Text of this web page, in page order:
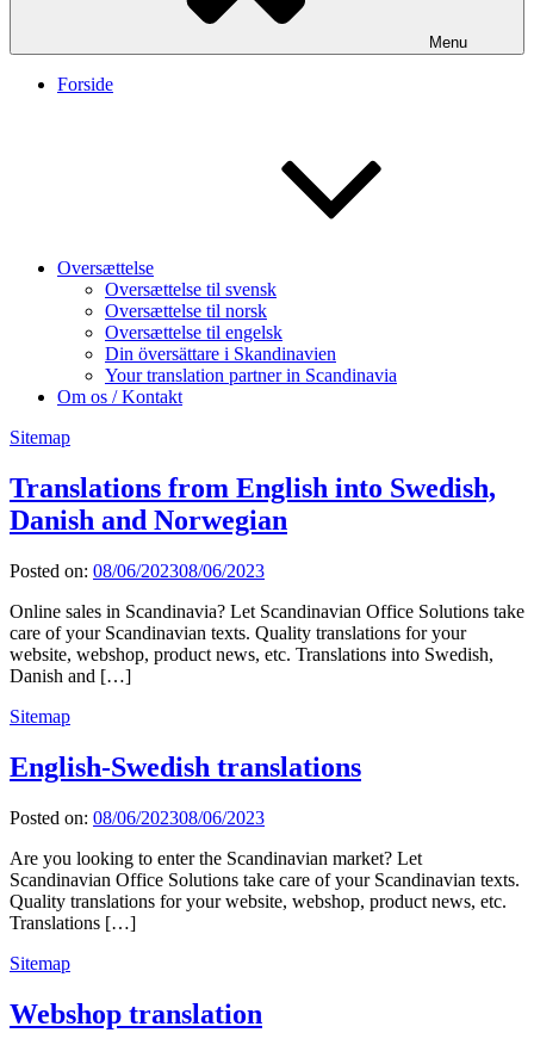
Menu
Forside
Oversættelse
Oversættelse til svensk
Oversættelse til norsk
Oversættelse til engelsk
Din översättare i Skandinavien
Your translation partner in Scandinavia
Om os / Kontakt
Sitemap
Translations from English into Swedish,
Danish and Norwegian
Posted on: 08/06/202308/06/2023
Online sales in Scandinavia? Let Scandinavian Office Solutions take
care of your Scandinavian texts. Quality translations for your
website, webshop, product news, etc. Translations into Swedish,
Danish and […]
Sitemap
English-Swedish translations
Posted on: 08/06/202308/06/2023
Are you looking to enter the Scandinavian market? Let
Scandinavian Office Solutions take care of your Scandinavian texts.
Quality translations for your website, webshop, product news, etc.
Translations […]
Sitemap
Webshop translation